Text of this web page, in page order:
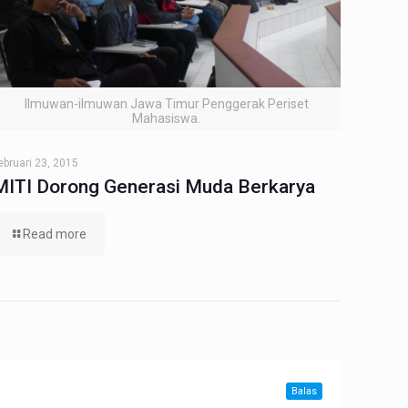
Ilmuwan-ilmuwan Jawa Timur Penggerak Periset
Mahasiswa.
23, 2015
Dorong Generasi Muda Berkarya
Read more
Balas